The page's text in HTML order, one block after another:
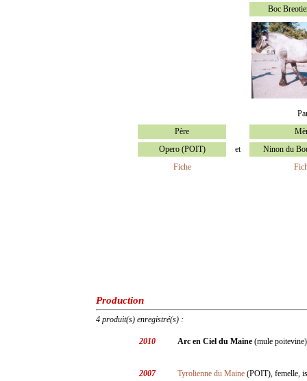
Boc
Père
Opero (POIT)
et
Ninon du
Fiche
Production
4 produit(s) enregistré(s) :
2010 Arc en Ciel du Maine (mule
2007 Tyrolienne du Maine (POIT), femelle,